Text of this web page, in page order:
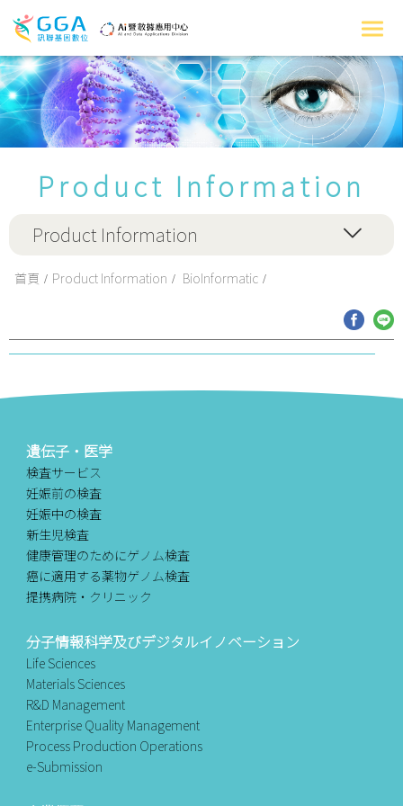
Product Information
Product Information
首頁 Product Information BioInformatic
遺伝子・医学
検査サービス
妊娠前の検査
妊娠中の検査
新生児検査
健康管理のためにゲノム検査
癌に適用する薬物ゲノム検査
提携病院・クリニック
分子情報科学及びデジタルイノベーション
Life Sciences
Materials Sciences
R&D Management
Enterprise Quality Management
Process Production Operations
e-Submission